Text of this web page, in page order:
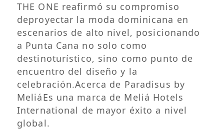
THE ONE reafirmó su compromiso
deproyectar la moda dominicana en
escenarios de alto nivel, posicionando
a Punta Cana no solo como
destinoturístico, sino como punto de
encuentro del diseño y la
celebración.Acerca de Paradisus by
MeliáEs una marca de Meliá Hotels
International de mayor éxito a nivel
global.